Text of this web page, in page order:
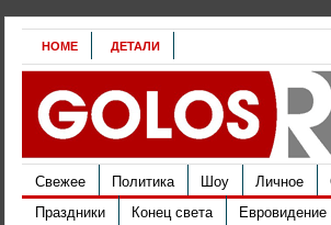
HOME ДЕТАЛИ
Свежее Политика Шоу Личное
Праздники
Конец света Евровидение